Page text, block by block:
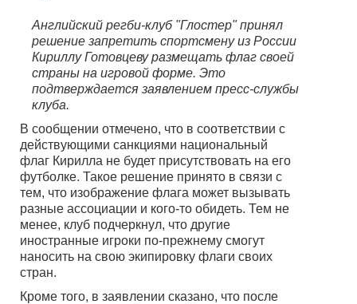
Английский регби-клуб "Глостер" принял
решение запретить спортсмену из России
Кириллу Готовцеву размещать флаг своей
страны на игровой форме. Это
подтверждается заявлением пресс-службы
клуба.
В сообщении отмечено, что в соответствии с
действующими санкциями национальный
флаг Кирилла не будет присутствовать на его
футболке. Такое решение принято в связи с
тем, что изображение флага может вызывать
разные ассоциации и кого-то обидеть. Тем не
менее, клуб подчеркнул, что другие
иностранные игроки по-прежнему смогут
наносить на свою экипировку флаги своих
стран.
Кроме того, в заявлении сказано, что после